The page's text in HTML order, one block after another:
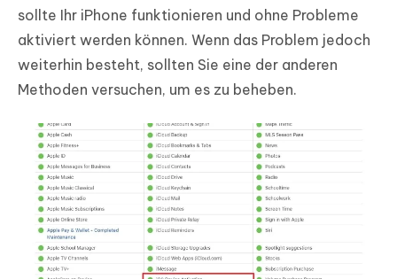
sollte Ihr iPhone funktionieren und ohne Probleme
aktiviert werden können. Wenn das Problem jedoch
weiterhin besteht, sollten Sie eine der anderen
Methoden versuchen, um es zu beheben.